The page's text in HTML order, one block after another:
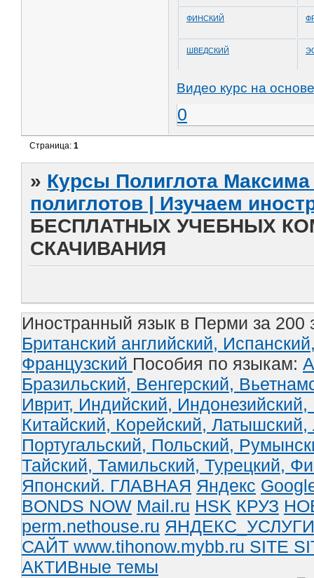
ФИНСКИЙ
ШВЕДСКИЙ
Видео курс на
0
Страница:1
» Курсы Полиглота
полиглотов | Изучаем
БЕСПЛАТНЫХ УЧЕБНЫХ
СКАЧИВАНИЯ
Иностранный язык в Перми за 200
Британский английский,
Французский Пособия по языкам:
Бразильский, Венгерский,
Иврит, Индийский, Индонезийский,
Китайский, Корейский, Латышский,
Португальский, Польский,
Тайский, Тамильский, Турецкий,
Японский. ГЛАВНАЯ Яндекс
BONDS NOW Mail.ru HSK КРУЗ
perm.nethouse.ru ЯНДЕКС_УСЛУГИ
САЙТ www.tihonow.mybb.ru SITE
АКТИВные темы